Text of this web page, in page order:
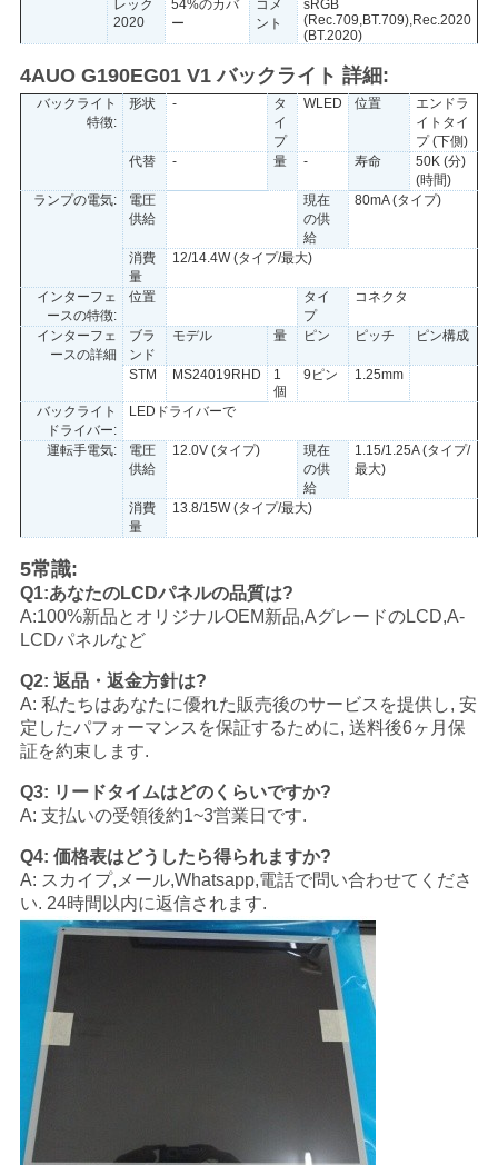
レック
2020
54%のカバ
ー
コメ
ント
sRGB
(Rec.709,BT.709),Rec.2020
(BT.2020)
4AUO G190EG01 V1 バックライト 詳細:
バックライト
特徴:
形状 -
タ
イ
プ
WLED 位置
エンドラ
イトタイ
プ (下側)
代替
- 量 - 寿命
50K (分)
(時間)
ランプの電気:
電圧
供給
現在
の供
給
80mA (タイプ)
消費
量
12/14.4W (タイプ/最大)
インターフェ
ースの特徴:
位置
タイ
プ
コネクタ
インターフェ
ースの詳細
ブラ
ンド
モデル 量 ピン ピッチ ピン構成
STM MS24019RHD
1
個
9ピン 1.25mm
バックライト
ドライバー:
LEDドライバーで
運転手電気:
電圧
供給
12.0V (タイプ)
現在
の供
給
1.15/1.25A (タイプ/
最大)
消費
量
13.8/15W (タイプ/最大)
5常識:
Q1:あなたのLCDパネルの品質は?
A:100%新品とオリジナルOEM新品,AグレードのLCD,A-
LCDパネルなど
Q2: 返品・返金方針は?
A: 私たちはあなたに優れた販売後のサービスを提供し, 安
定したパフォーマンスを保証するために, 送料後6ヶ月保
証を約束します.
Q3: リードタイムはどのくらいですか?
A: 支払いの受領後約1~3営業日です.
Q4: 価格表はどうしたら得られますか?
A: スカイプ,メール,Whatsapp,電話で問い合わせてくださ
い. 24時間以内に返信されます.